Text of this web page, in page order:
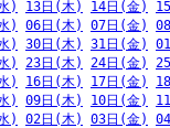
) 13日(木) 14日(金)
) 06日(木) 07日(金)
) 30日(木) 31日(金)
) 23日(木) 24日(金)
) 16日(木) 17日(金)
) 09日(木) 10日(金)
) 02日(木) 03日(金)